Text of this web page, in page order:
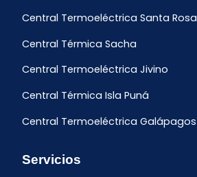
Central Termoeléctrica Santa Rosa
Central Térmica Sacha
Central Termoeléctrica Jivino
Central Térmica Isla Puná
Central Termoeléctrica Galápagos
Servicios